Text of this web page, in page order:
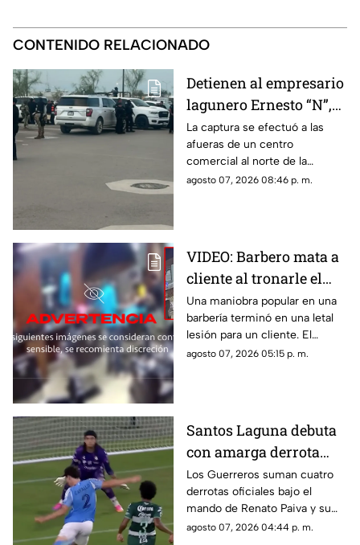
CONTENIDO RELACIONADO
Detienen al empresario
lagunero Ernesto “N”,
alias “El Güino”, tras
despliegue de
seguridad en Torreón
La captura se efectuó a las
afueras de un centro
comercial al norte de la
ciudad; le habrían asegurado
agosto 07, 2026 08:46 p. m.
VIDEO: Barbero mata a
cliente al tronarle el
cuello mientras le
cortaba el cabello
Una maniobra popular en una
barbería terminó en una letal
lesión para un cliente. El
momento quedó registrado
agosto 07, 2026 05:15 p. m.
Santos Laguna debuta
con amarga derrota
ante el New York City
en la Leagues Cup
Los Guerreros suman cuatro
derrotas oficiales bajo el
mando de Renato Paiva y su
próximo reto será ante el
agosto 07, 2026 04:44 p. m.